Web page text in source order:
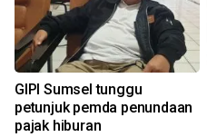
GIPI Sumsel tunggu
petunjuk pemda penundaan
pajak hiburan